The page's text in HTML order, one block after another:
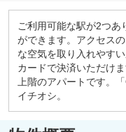
ご利用可能な駅が2つあ
ができます。アクセス
な空気を取り入れやす
カードで決済いただけ
上階のアパートです。
イチオシ。